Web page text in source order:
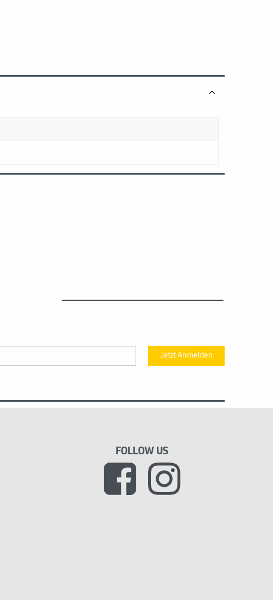
Jetzt Anmelden
FOLLOW US